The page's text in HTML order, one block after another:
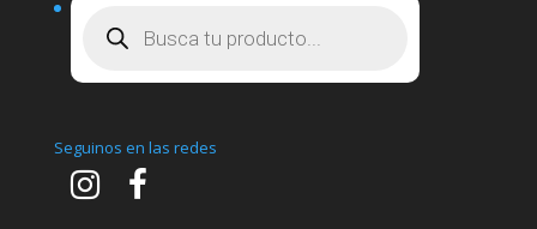
Seguinos en las redes